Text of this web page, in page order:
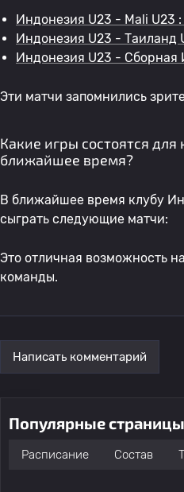
Индонезия U23 - Mali U23 :
Индонезия U23 - Таиланд
Индонезия U23 - Сборная
Эти матчи запомнились
Какие игры состоятся для
ближайшее время?
В ближайшее время клубу
сыграть следующие матчи:
Это отличная возможность
команды.
Написать комментарий
Популярные
Расписание Состав